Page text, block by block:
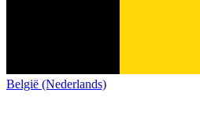
België (Nederlands)